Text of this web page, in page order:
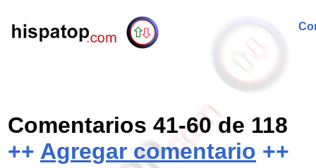
Comentarios 41-60 de 118
++ Agregar comentario ++